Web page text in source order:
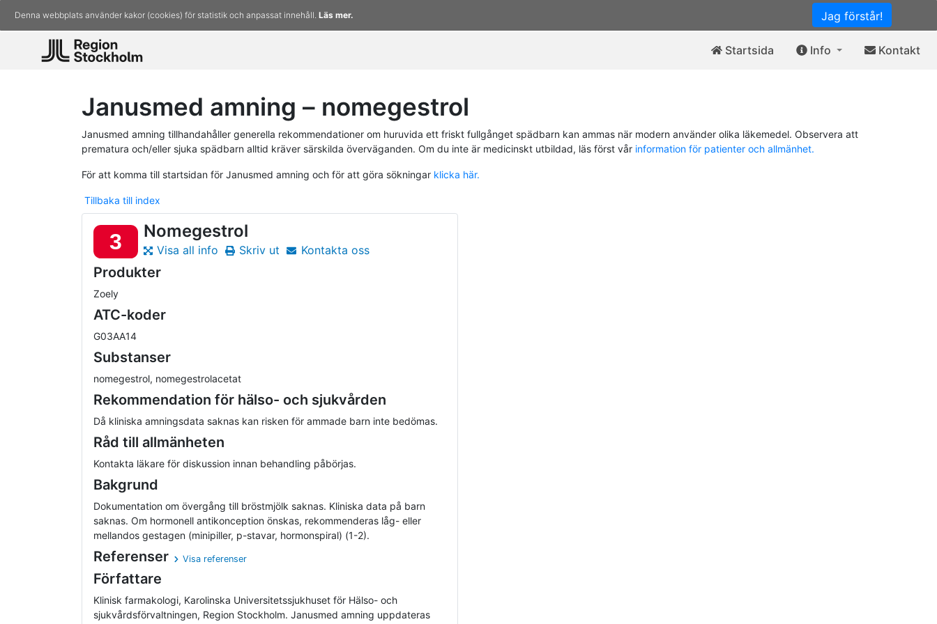
Jag förstår!
Denna webbplats använder kakor (cookies) för statistik och anpassat innehåll. Läs mer.
Startsida Info Kontakt
Janusmed amning – nomegestrol
Janusmed amning tillhandahåller generella rekommendationer om huruvida ett friskt fullgånget spädbarn kan ammas när modern använder olika läkemedel. Observera att
prematura och/eller sjuka spädbarn alltid kräver särskilda överväganden. Om du inte är medicinskt utbildad, läs först vår information för patienter och allmänhet.
För att komma till startsidan för Janusmed amning och för att göra sökningar klicka här.
Tillbaka till index
3 Nomegestrol
Visa all info Skriv ut Kontakta oss
Produkter
Zoely
ATC-koder
G03AA14
Substanser
nomegestrol, nomegestrolacetat
Rekommendation för hälso- och sjukvården
Då kliniska amningsdata saknas kan risken för ammade barn inte bedömas.
Råd till allmänheten
Kontakta läkare för diskussion innan behandling påbörjas.
Bakgrund
Dokumentation om övergång till bröstmjölk saknas. Kliniska data på barn
saknas. Om hormonell antikonception önskas, rekommenderas låg- eller
mellandos gestagen (minipiller, p-stavar, hormonspiral) (1-2).
Referenser Visa referenser
Författare
Klinisk farmakologi, Karolinska Universitetssjukhuset för Hälso- och
sjukvårdsförvaltningen, Region Stockholm. Janusmed amning uppdateras